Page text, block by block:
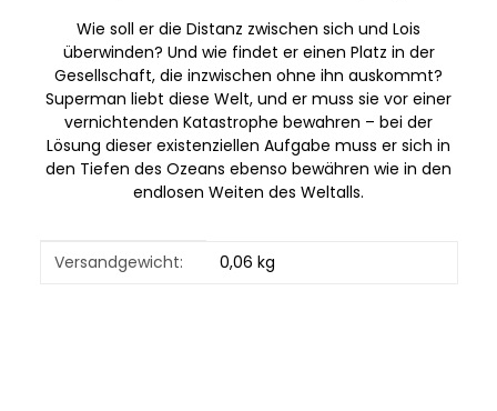
Wie soll er die Distanz zwischen sich und Lois
überwinden? Und wie findet er einen Platz in der
Gesellschaft, die inzwischen ohne ihn auskommt?
Superman liebt diese Welt, und er muss sie vor einer
vernichtenden Katastrophe bewahren – bei der
Lösung dieser existenziellen Aufgabe muss er sich in
den Tiefen des Ozeans ebenso bewähren wie in den
endlosen Weiten des Weltalls.
Produkteigenschaft
Wert
Versandgewicht: 0,06 kg